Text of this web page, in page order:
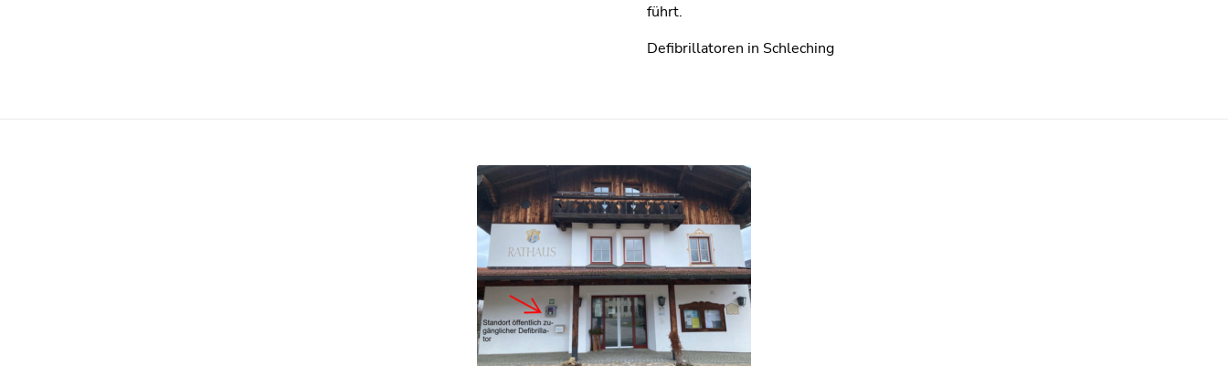
führt.
Defibrillatoren in Schleching